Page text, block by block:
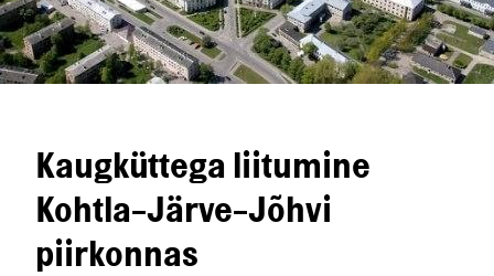
Kaugküttega liitumine
Kohtla-Järve-Jõhvi
piirkonnas